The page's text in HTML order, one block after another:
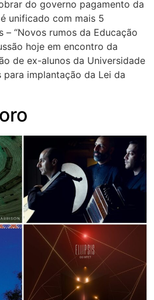
do governo pagamento da
unificado com mais 5
– “Novos rumos da Educação
hoje em encontro da
de ex-alunos da Universidade
para implantação da Lei da